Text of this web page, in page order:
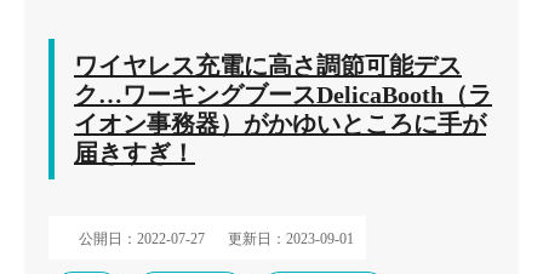
ワイヤレス充電に高さ調節可能デス
ク…ワーキングブースDelicaBooth（ラ
イオン事務器）がかゆいところに手が
届きすぎ！
公開日：2022-07-27 更新日：2023-09-01